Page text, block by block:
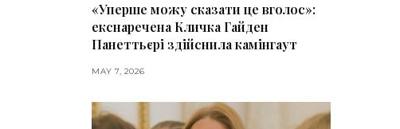
«Уперше можу сказати це вголос»:
екснаречена Кличка Гайден
Панеттьєрі здійснила камінгаут
MAY 7, 2026